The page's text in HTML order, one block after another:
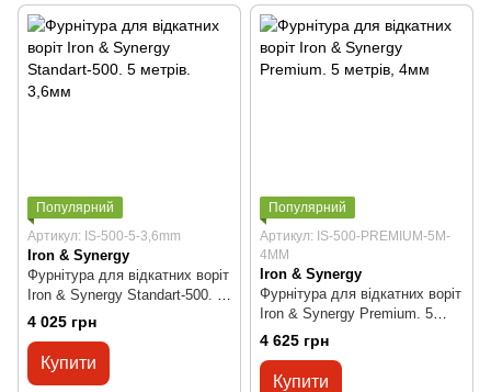
Популярний
Артикул: IS-500-5-3,6mm
Iron & Synergy
Фурнітура для відкатних воріт
Iron & Synergy Standart-500. 5
метрів. 3,6мм
4 025 грн
Купити
Популярний
Артикул: IS-500-PREMIUM-5M-
4MM
Iron & Synergy
Фурнітура для відкатних воріт
Iron & Synergy Premium. 5
метрів, 4мм
4 625 грн
Купити